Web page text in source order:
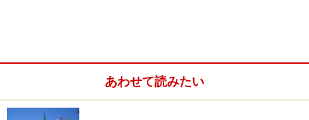
行ってみるのもいいですよ。
あわせて読みたい